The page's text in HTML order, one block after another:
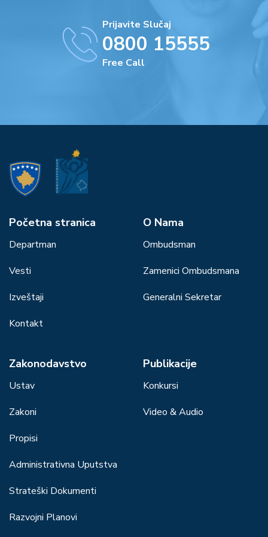
Prijavite Slučaj
0800 15555
Free Call
Početna stranica
Departman
Vesti
Izveštaji
Kontakt
О Nama
Ombudsman
Zamenici Ombudsmana
Generalni Sekretar
Zakonodavstvo
Ustav
Zakoni
Propisi
Administrativna Uputstva
Strateški Dokumenti
Razvojni Planovi
Publikacije
Konkursi
Video & Audio